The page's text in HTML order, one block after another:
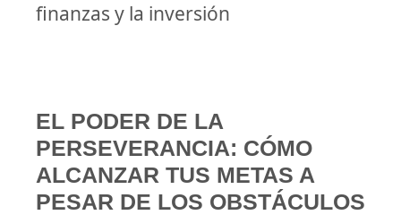
finanzas y la inversión
EL PODER DE LA
PERSEVERANCIA: CÓMO
ALCANZAR TUS METAS A
PESAR DE LOS OBSTÁCULOS